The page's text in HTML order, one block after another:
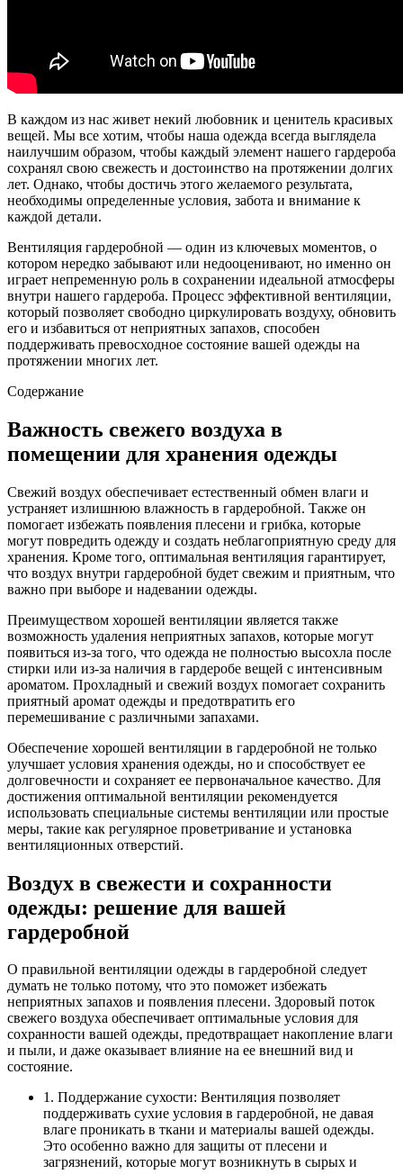
В каждом из нас живет некий любовник и ценитель красивых
вещей. Мы все хотим, чтобы наша одежда всегда выглядела
наилучшим образом, чтобы каждый элемент нашего гардероба
сохранял свою свежесть и достоинство на протяжении долгих
лет. Однако, чтобы достичь этого желаемого результата,
необходимы определенные условия, забота и внимание к
каждой детали.
Вентиляция гардеробной — один из ключевых моментов, о
котором нередко забывают или недооценивают, но именно он
играет непременную роль в сохранении идеальной атмосферы
внутри нашего гардероба. Процесс эффективной вентиляции,
который позволяет свободно циркулировать воздуху, обновить
его и избавиться от неприятных запахов, способен
поддерживать превосходное состояние вашей одежды на
протяжении многих лет.
Содержание
Важность свежего воздуха в
помещении для хранения одежды
Свежий воздух обеспечивает естественный обмен влаги и
устраняет излишнюю влажность в гардеробной. Также он
помогает избежать появления плесени и грибка, которые
могут повредить одежду и создать неблагоприятную среду для
хранения. Кроме того, оптимальная вентиляция гарантирует,
что воздух внутри гардеробной будет свежим и приятным, что
важно при выборе и надевании одежды.
Преимуществом хорошей вентиляции является также
возможность удаления неприятных запахов, которые могут
появиться из-за того, что одежда не полностью высохла после
стирки или из-за наличия в гардеробе вещей с интенсивным
ароматом. Прохладный и свежий воздух помогает сохранить
приятный аромат одежды и предотвратить его
перемешивание с различными запахами.
Обеспечение хорошей вентиляции в гардеробной не только
улучшает условия хранения одежды, но и способствует ее
долговечности и сохраняет ее первоначальное качество. Для
достижения оптимальной вентиляции рекомендуется
использовать специальные системы вентиляции или простые
меры, такие как регулярное проветривание и установка
вентиляционных отверстий.
Воздух в свежести и сохранности
одежды: решение для вашей
гардеробной
О правильной вентиляции одежды в гардеробной следует
думать не только потому, что это поможет избежать
неприятных запахов и появления плесени. Здоровый поток
свежего воздуха обеспечивает оптимальные условия для
сохранности вашей одежды, предотвращает накопление влаги
и пыли, и даже оказывает влияние на ее внешний вид и
состояние.
1. Поддержание сухости: Вентиляция позволяет
поддерживать сухие условия в гардеробной, не давая
влаге проникать в ткани и материалы вашей одежды.
Это особенно важно для защиты от плесени и
загрязнений, которые могут возникнуть в сырых и